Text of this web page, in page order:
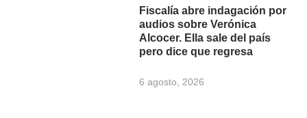
Fiscalía abre indagación por
audios sobre Verónica
Alcocer. Ella sale del país
pero dice que regresa
6 agosto, 2026